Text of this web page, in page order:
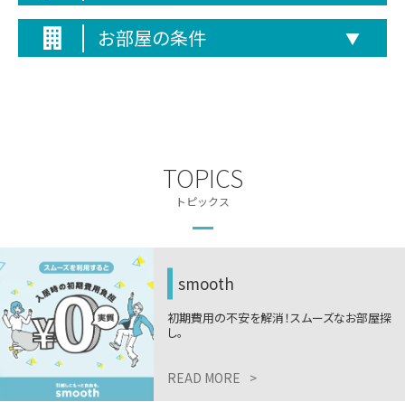
お部屋の条件 ▼
TOPICS
トピックス
smooth
初期費用の不安を解消！スムーズなお部屋探
し。
READ MORE >